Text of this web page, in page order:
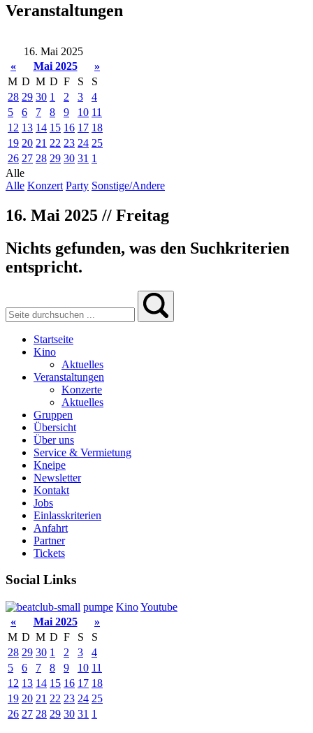
Veranstaltungen
16. Mai 2025
«
Mai 2025
»
M D M D F S
S
28 29 30 1 2 3
4
5
6 7 8 9 10 11
12 13 14 15 16 17 18
19 20 21 22 23 24 25
26 27 28 29 30 31 1
Alle
Alle Konzert Party Sonstige/Andere
16. Mai 2025 // Freitag
Nichts gefunden, was den Suchkriterien
entspricht.
Startseite
Kino
Aktuelles
Veranstaltungen
Konzerte
Aktuelles
Gruppen
Übersicht
Über uns
Service & Vermietung
Kneipe
Newsletter
Kontakt
Jobs
Einlasskriterien
Anfahrt
Partner
Tickets
Social Links
pumpe KinoYoutube
«
Mai 2025
»
M D M D F S
S
28 29 30 1 2 3
4
5
6 7 8 9 10 11
12 13 14 15 16 17 18
19 20 21 22 23 24 25
26 27 28 29 30 31 1